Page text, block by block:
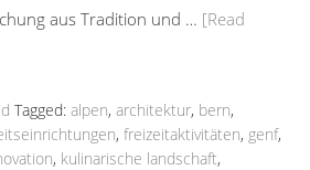
aus Tradition und … [Read
Tagged: alpen, architektur, bern,
, freizeitaktivitäten, genf,
, kulinarische landschaft,